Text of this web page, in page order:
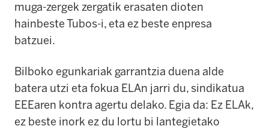
muga-zergek zergatik erasaten dioten
hainbeste Tubos-i, eta ez beste enpresa
batzuei.
Bilboko egunkariak garrantzia duena alde
batera utzi eta fokua ELAn jarri du, sindikatua
EEEaren kontra agertu delako. Egia da: Ez ELAk,
ez beste inork ez du lortu bi lantegietako